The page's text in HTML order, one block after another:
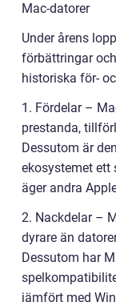
Mac-datorer
Under årens
förbättringar
historiska för-
1. Fördelar –
prestanda,
Dessutom är
ekosystemet ett
äger andra
2. Nackdelar –
dyrare än
Dessutom har
jämfört med